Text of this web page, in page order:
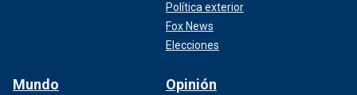
Política exterior
Fox News
Elecciones
Mundo Opinión